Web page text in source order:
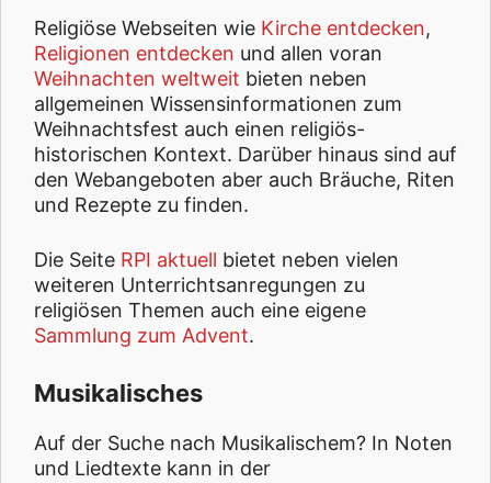
Religiöse Webseiten wie Kirche entdecken,
Religionen entdecken und allen voran
Weihnachten weltweit bieten neben
allgemeinen Wissensinformationen zum
Weihnachtsfest auch einen religiös-
historischen Kontext. Darüber hinaus sind auf
den Webangeboten aber auch Bräuche, Riten
und Rezepte zu finden.
Die Seite RPI aktuell bietet neben vielen
weiteren Unterrichtsanregungen zu
religiösen Themen auch eine eigene
Sammlung zum Advent.
Musikalisches
Auf der Suche nach Musikalischem? In Noten
und Liedtexte kann in der